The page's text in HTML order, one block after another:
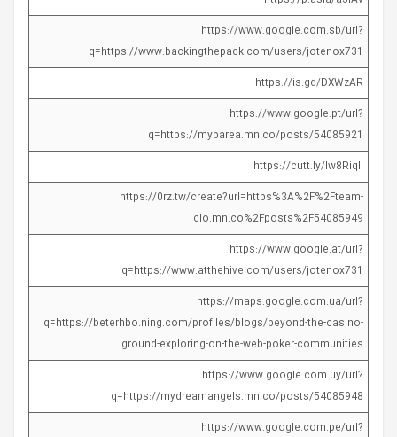
https://www.google.com.sb/url?
q=https://www.backingthepack.com/users/jotenox731
https://is.gd/DXWzAR
https://www.google.pt/url?
q=https://myparea.mn.co/posts/54085921
https://cutt.ly/Iw8RiqIi
https://0rz.tw/create?url=https%3A%2F%2Fteam-
clo.mn.co%2Fposts%2F54085949
https://www.google.at/url?
q=https://www.atthehive.com/users/jotenox731
https://maps.google.com.ua/url?
q=https://beterhbo.ning.com/profiles/blogs/beyond-the-casino-
ground-exploring-on-the-web-poker-communities
https://www.google.com.uy/url?
q=https://mydreamangels.mn.co/posts/54085948
https://www.google.com.pe/url?